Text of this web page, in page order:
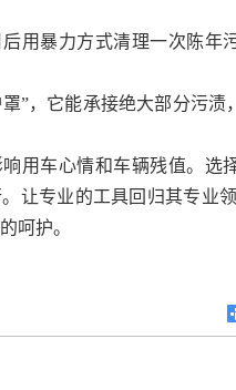
用暴力方式清理一次陈年
”，它能承接绝大部分污渍
用车心情和车辆残值。选
让专业的工具回归其专业
呵护。